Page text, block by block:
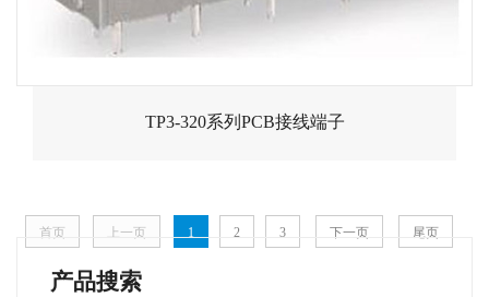
TP3-320系列PCB接线端子
首页 上一页 1 2 3 下一页 尾页
产品搜索